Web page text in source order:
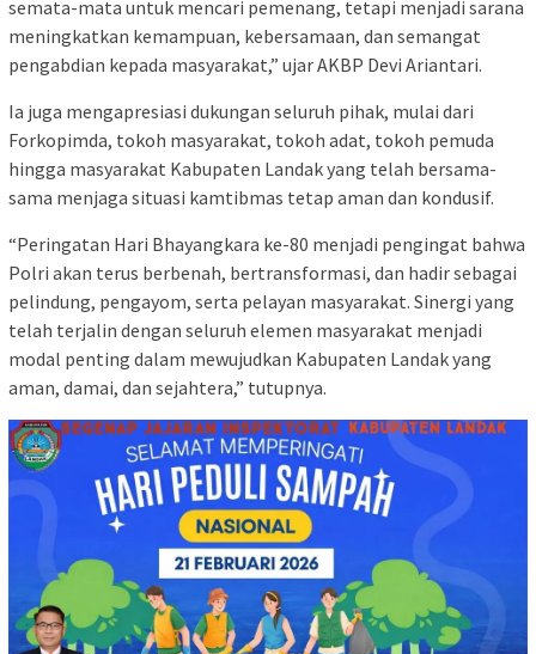
semata-mata untuk mencari pemenang, tetapi menjadi sarana
meningkatkan kemampuan, kebersamaan, dan semangat
pengabdian kepada masyarakat,” ujar AKBP Devi Ariantari.
Ia juga mengapresiasi dukungan seluruh pihak, mulai dari
Forkopimda, tokoh masyarakat, tokoh adat, tokoh pemuda
hingga masyarakat Kabupaten Landak yang telah bersama-
sama menjaga situasi kamtibmas tetap aman dan kondusif.
“Peringatan Hari Bhayangkara ke-80 menjadi pengingat bahwa
Polri akan terus berbenah, bertransformasi, dan hadir sebagai
pelindung, pengayom, serta pelayan masyarakat. Sinergi yang
telah terjalin dengan seluruh elemen masyarakat menjadi
modal penting dalam mewujudkan Kabupaten Landak yang
aman, damai, dan sejahtera,” tutupnya.